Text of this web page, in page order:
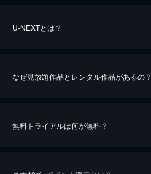
U-NEXTとは？
なぜ見放題作品とレンタル作品があるの？
無料トライアルは何が無料？